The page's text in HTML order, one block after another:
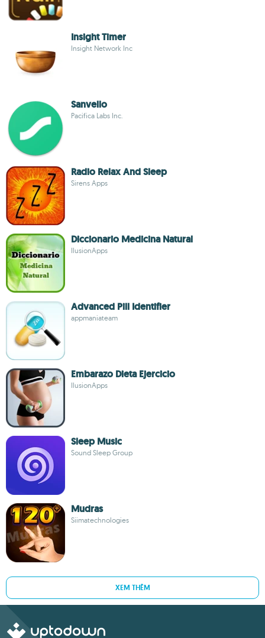
Insight Timer
Insight Network Inc
Sanvello
Pacifica Labs Inc.
Radio Relax And Sleep
Sirens Apps
Diccionario Medicina Natural
IlusionApps
Advanced Pill Identifier
appmaniateam
Embarazo Dieta Ejercicio
IlusionApps
Sleep Music
Sound Sleep Group
Mudras
Siimatechnologies
XEM THÊM